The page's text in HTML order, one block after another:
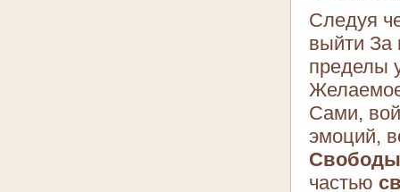
Следуя
выйти За
пределы
Сами,
эмоций,
частью